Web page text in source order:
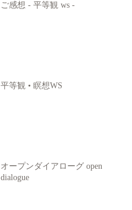
ご感想 - 平等観 ws -
平等観 • 瞑想WS
オープンダイアローグ open
dialogue